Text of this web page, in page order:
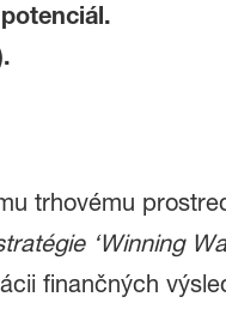
trhovému
‘Winning
finančných